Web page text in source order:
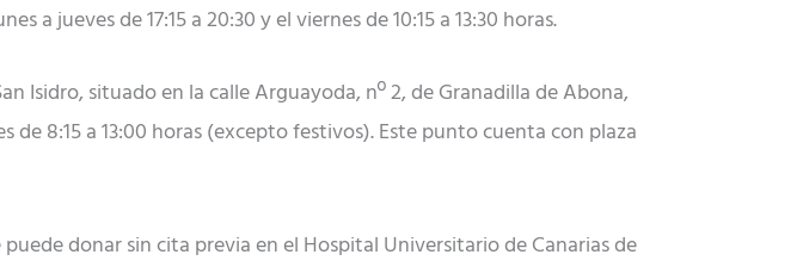
a jueves de 17:15 a 20:30 y el viernes de 10:15 a 13:30 horas.
Isidro, situado en la calle Arguayoda, nº 2, de Granadilla de Abona,
de 8:15 a 13:00 horas (excepto festivos). Este punto cuenta con plaza
donar sin cita previa en el Hospital Universitario de Canarias de